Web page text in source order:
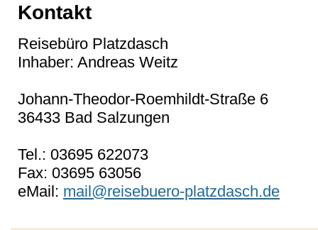
Kontakt
Reisebüro Platzdasch
Inhaber: Andreas Weitz
Johann-Theodor-Roemhildt-Straße 6
36433 Bad Salzungen
Tel.: 03695 622073
Fax: 03695 63056
eMail: mail@reisebuero-platzdasch.de